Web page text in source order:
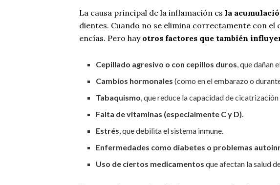
La causa principal de la inflamación es la
dientes. Cuando no se elimina correctamente con el
encías. Pero hay otros factores que también
Cepillado agresivo o con cepillos duros, que dañan
Cambios hormonales (como en el embarazo o
Tabaquismo, que reduce la capacidad de cicatrización
Falta de vitaminas (especialmente C y D).
Estrés, que debilita el sistema inmune.
Enfermedades como diabetes o problemas
Uso de ciertos medicamentos que afectan la salud